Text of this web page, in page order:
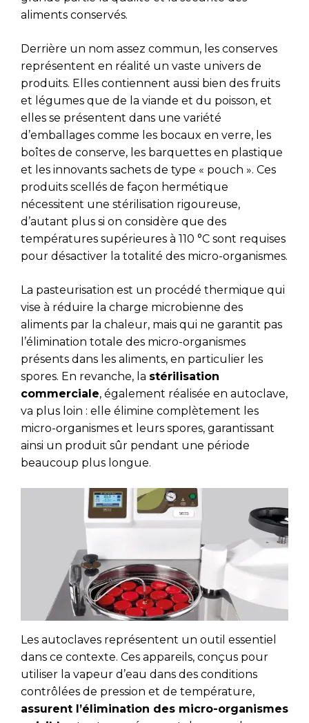
aliments conservés.
Derrière un nom assez commun, les conserves
représentent en réalité un vaste univers de
produits. Elles contiennent aussi bien des fruits
et légumes que de la viande et du poisson, et
elles se présentent dans une variété
d’emballages comme les bocaux en verre, les
boîtes de conserve, les barquettes en plastique
et les innovants sachets de type « pouch ». Ces
produits scellés de façon hermétique
nécessitent une stérilisation rigoureuse,
d’autant plus si on considère que des
températures supérieures à 110 °C sont requises
pour désactiver la totalité des micro-organismes.
La pasteurisation est un procédé thermique qui
vise à réduire la charge microbienne des
aliments par la chaleur, mais qui ne garantit pas
l’élimination totale des micro-organismes
présents dans les aliments, en particulier les
spores. En revanche, la stérilisation
commerciale, également réalisée en autoclave,
va plus loin : elle élimine complètement les
micro-organismes et leurs spores, garantissant
ainsi un produit sûr pendant une période
beaucoup plus longue.
Les autoclaves représentent un outil essentiel
dans ce contexte. Ces appareils, conçus pour
utiliser la vapeur d’eau dans des conditions
contrôlées de pression et de température,
assurent l’élimination des micro-organismes